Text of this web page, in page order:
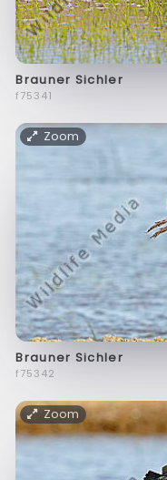
Brauner Sichler
f75341
Zoom
Brauner Sichler
f75342
Zoom